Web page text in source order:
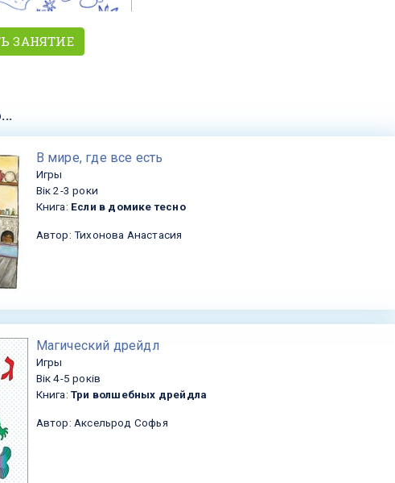
ЗАНЯТИЕ
​В мире, где все есть
Игры
Вік 2-3 роки
Книга: Если в домике тесно
Автор: Тихонова Анастасия
​Магический дрейдл
Игры
Вік 4-5 років
Книга: Три волшебных дрейдла
Автор: Аксельрод Софья